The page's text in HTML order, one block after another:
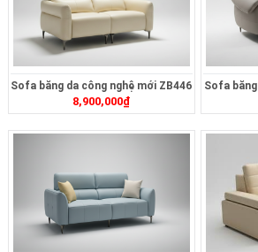
Sofa băng da công nghệ mới ZB446
8,900,000₫
Sofa